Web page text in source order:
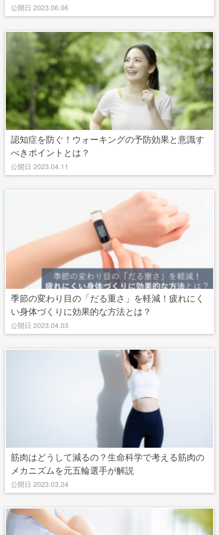
公開日 2023.06.06
認知症を防ぐ！ウォーキングの予防効果と意識す
べきポイントとは？
公開日 2023.04.11
季節の変わり目の「だる重さ」を軽減！疲れにく
い身体づくりに効果的な方法とは？
公開日 2023.04.03
筋肉はどうして減るの？生命科学で考える筋肉の
メカニズムを元五輪選手が解説
公開日 2023.03.24